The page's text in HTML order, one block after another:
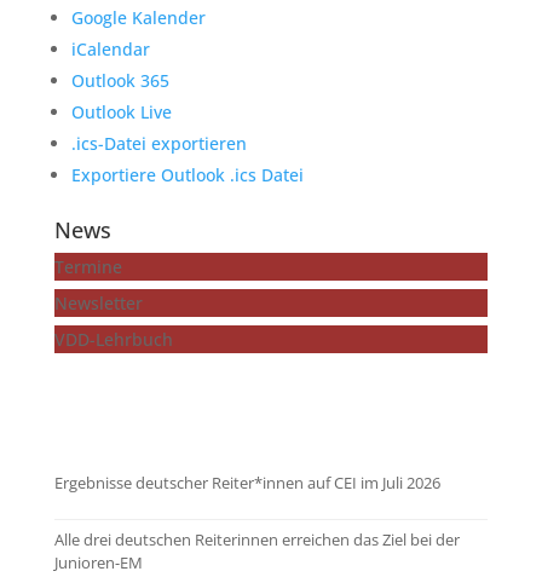
Google Kalender
iCalendar
Outlook 365
Outlook Live
.ics-Datei exportieren
Exportiere Outlook .ics Datei
News
Termine
Newsletter
VDD-Lehrbuch
Ergebnisse deutscher Reiter*innen auf CEI im Juli 2026
Alle drei deutschen Reiterinnen erreichen das Ziel bei der
Junioren-EM